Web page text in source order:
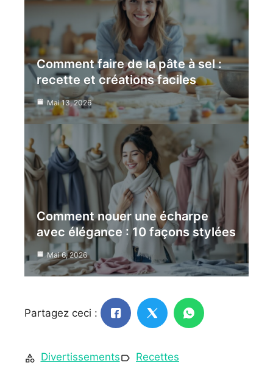
Comment faire de la pâte à sel :
recette et créations faciles
Mai 13, 2026
Comment nouer une écharpe
avec élégance : 10 façons stylées
Mai 6, 2026
Partagez ceci :
Divertissements Recettes